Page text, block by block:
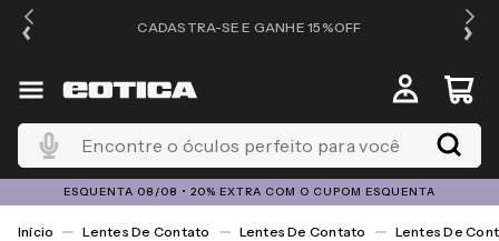
CADASTRA-SE E GANHE 15%OFF
Encontre o óculos perfeito para você
ESQUENTA 08/08 • 20% EXTRA COM O CUPOM ESQUENTA
Lentes De Contato Lentes De Contato Lentes De